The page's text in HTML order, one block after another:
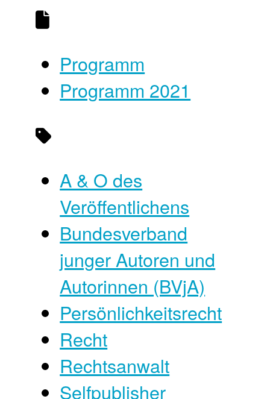
Programm
Programm 2021
A & O des
Veröffentlichens
Bundesverband
junger Autoren und
Autorinnen (BVjA)
Persönlichkeitsrecht
Recht
Rechtsanwalt
Selfpublisher